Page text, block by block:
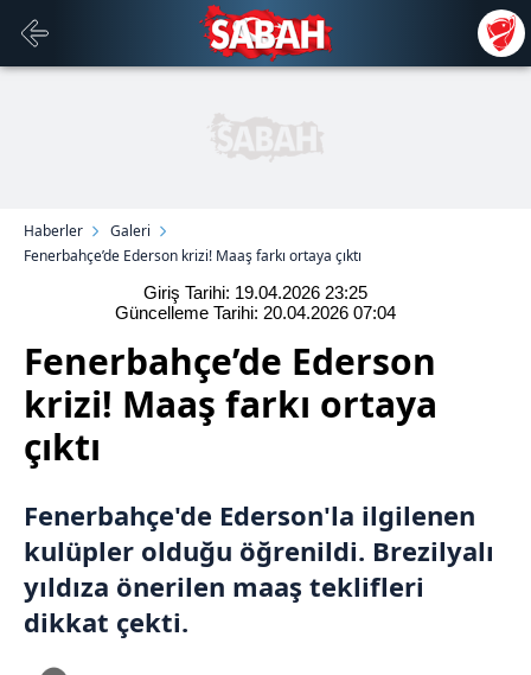
Haberler
Galeri
Fenerbahçe’de Ederson krizi! Maaş farkı ortaya çıktı
Giriş Tarihi: 19.04.2026 23:25
Güncelleme Tarihi: 20.04.2026 07:04
Fenerbahçe’de Ederson
krizi! Maaş farkı ortaya
çıktı
Fenerbahçe'de Ederson'la ilgilenen
kulüpler olduğu öğrenildi. Brezilyalı
yıldıza önerilen maaş teklifleri
dikkat çekti.